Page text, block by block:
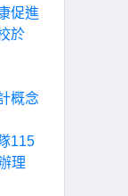
促進
於
概念
115
理